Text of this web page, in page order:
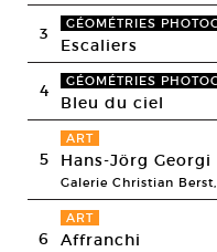
3 GÉOMÉTRIES
Escaliers
4 GÉOMÉTRIES
Bleu du ciel
5
ART
Hans-Jörg Georgi
Galerie Christian Berst,
6
ART
Affranchi